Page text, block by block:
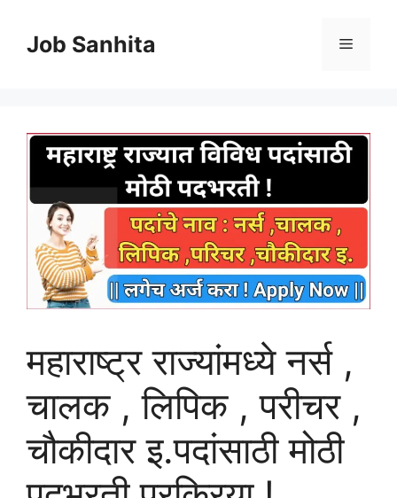
contentJob Sanhita Menu
महाराष्ट्र राज्यांमध्ये नर्स ,
चालक , लिपिक , परीचर ,
चौकीदार इ.पदांसाठी मोठी